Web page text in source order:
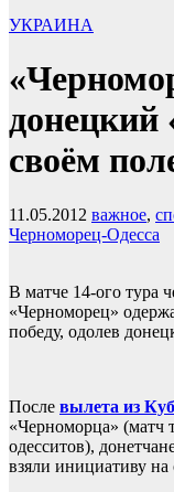
УКРАИНА
донецкий
своём
11.05.2012 важное,
Черноморец-Одесса
В матче 14-ого тура
«Черноморец»
победу, одолев
После вылета из
«Черноморца» (матч
одесситов),
взяли инициативу на